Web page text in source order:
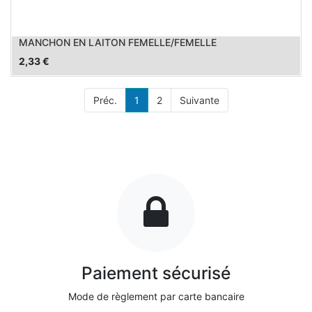
MANCHON EN LAITON FEMELLE/FEMELLE
2,33€
Préc. 1 2 Suivante
Paiement sécurisé
Mode de règlement par carte bancaire